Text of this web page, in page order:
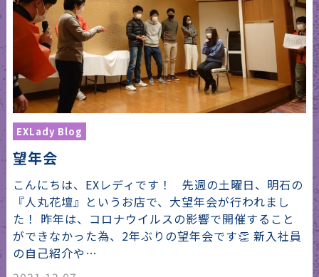
EXLady Blog
望年会
こんにちは、EXレディです！ 先週の土曜日、明石の
『人丸花壇』というお店で、大望年会が行われまし
た！ 昨年は、コロナウイルスの影響で開催すること
ができなかった為、2年ぶりの望年会です👏 新入社員
の自己紹介や…